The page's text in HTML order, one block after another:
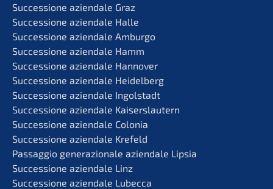
Succes­sio­ne aziend­a­le Graz
Succes­sio­ne aziend­a­le Halle
Succes­sio­ne aziend­a­le Amburgo
Succes­sio­ne aziend­a­le Hamm
Succes­sio­ne aziend­a­le Hannover
Succes­sio­ne aziend­a­le Heidelberg
Succes­sio­ne aziend­a­le Ingolstadt
Succes­sio­ne aziend­a­le Kaiserslautern
Succes­sio­ne aziend­a­le Colonia
Succes­sio­ne aziend­a­le Krefeld
Passag­gio genera­zio­na­le aziend­a­le Lipsia
Succes­sio­ne aziend­a­le Linz
Succes­sio­ne aziend­a­le Lubecca